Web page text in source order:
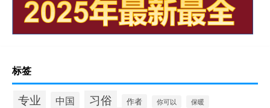
标签
专业 中国 习俗 作者 你可以 保暖